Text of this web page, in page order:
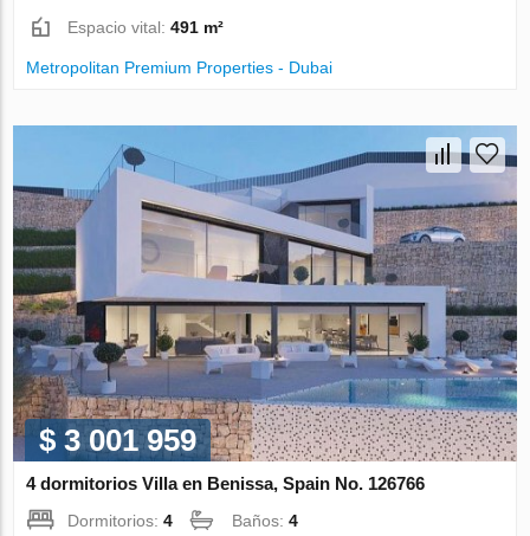
Espacio vital:491 m²
Metropolitan Premium Properties - Dubai
$ 3 001 959
4 dormitorios Villa en Benissa, Spain No. 126766
Dormitorios:4 Baños:4